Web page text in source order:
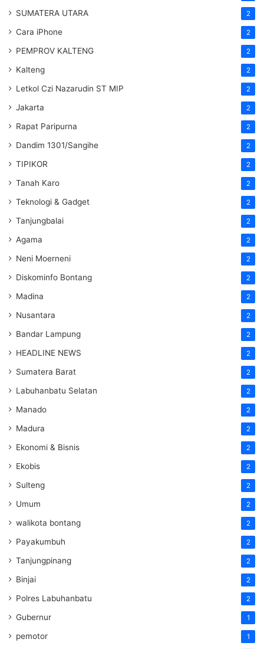
SUMATERA UTARA 2
Cara iPhone 2
PEMPROV KALTENG 2
Kalteng 2
Letkol Czi Nazarudin ST MIP 2
Jakarta 2
Rapat Paripurna 2
Dandim 1301/Sangihe 2
TIPIKOR 2
Tanah Karo 2
Teknologi & Gadget 2
Tanjungbalai 2
Agama 2
Neni Moerneni 2
Diskominfo Bontang 2
Madina 2
Nusantara 2
Bandar Lampung 2
HEADLINE NEWS 2
Sumatera Barat 2
Labuhanbatu Selatan 2
Manado 2
Madura 2
Ekonomi & Bisnis 2
Ekobis 2
Sulteng 2
Umum 2
walikota bontang 2
Payakumbuh 2
Tanjungpinang 2
Binjai 2
Polres Labuhanbatu 2
Gubernur 1
pemotor 1